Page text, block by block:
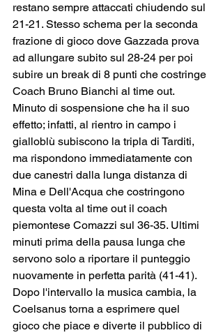
restano sempre attaccati chiudendo sul
21-21. Stesso schema per la seconda
frazione di gioco dove Gazzada prova
ad allungare subito sul 28-24 per poi
subire un break di 8 punti che costringe
Coach Bruno Bianchi al time out.
Minuto di sospensione che ha il suo
effetto; infatti, al rientro in campo i
gialloblù subiscono la tripla di Tarditi,
ma rispondono immediatamente con
due canestri dalla lunga distanza di
Mina e Dell'Acqua che costringono
questa volta al time out il coach
piemontese Comazzi sul 36-35. Ultimi
minuti prima della pausa lunga che
servono solo a riportare il punteggio
nuovamente in perfetta parità (41-41).
Dopo l'intervallo la musica cambia, la
Coelsanus torna a esprimere quel
gioco che piace e diverte il pubblico di